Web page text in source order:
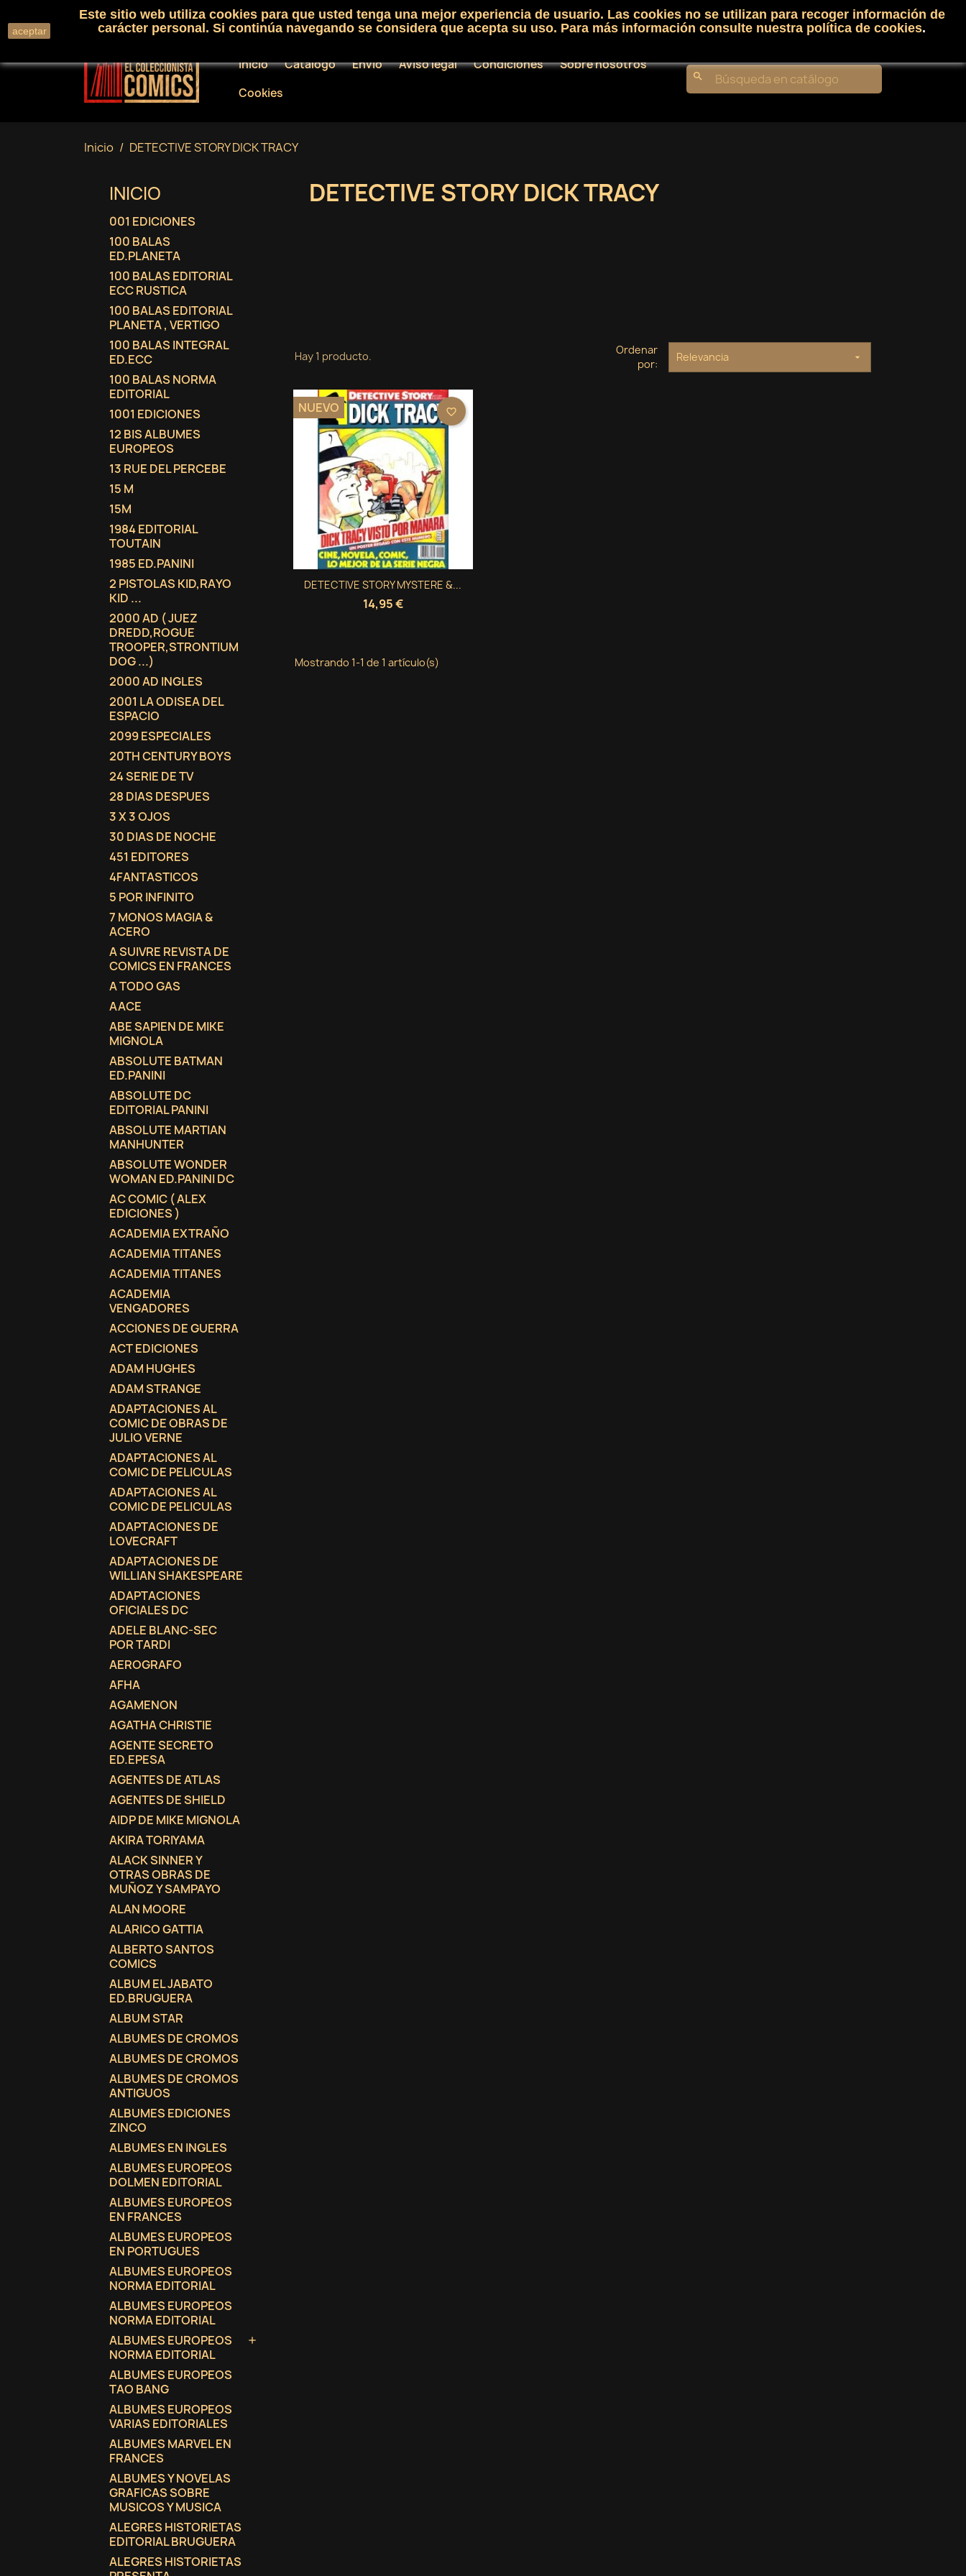
Llámenos:+34 91 530 01 33 Iniciar sesión shopping_cartCarrito(0)
Inicio Catálogo Envío Aviso legal Condiciones
Sobre nosotros
Cookies
search
Inicio DETECTIVE STORY DICK TRACY
INICIO
001 EDICIONES
100 BALAS
ED.PLANETA
100 BALAS EDITORIAL
ECC RUSTICA
100 BALAS EDITORIAL
PLANETA , VERTIGO
100 BALAS INTEGRAL
ED.ECC
100 BALAS NORMA
EDITORIAL
1001 EDICIONES
12 BIS ALBUMES
EUROPEOS
13 RUE DEL PERCEBE
15 M
15M
1984 EDITORIAL
TOUTAIN
1985 ED.PANINI
2 PISTOLAS KID,RAYO
KID ...
2000 AD ( JUEZ
DREDD,ROGUE
TROOPER,STRONTIUM
DOG ...)
2000 AD INGLES
2001 LA ODISEA DEL
ESPACIO
2099 ESPECIALES
20TH CENTURY BOYS
24 SERIE DE TV
28 DIAS DESPUES
3 X 3 OJOS
30 DIAS DE NOCHE
451 EDITORES
4FANTASTICOS
5 POR INFINITO
7 MONOS MAGIA &
ACERO
A SUIVRE REVISTA DE
COMICS EN FRANCES
A TODO GAS
AACE
ABE SAPIEN DE MIKE
MIGNOLA
ABSOLUTE BATMAN
ED.PANINI
ABSOLUTE DC
EDITORIAL PANINI
ABSOLUTE MARTIAN
MANHUNTER
ABSOLUTE WONDER
WOMAN ED.PANINI DC
AC COMIC ( ALEX
EDICIONES )
ACADEMIA EXTRAÑO
ACADEMIA TITANES
ACADEMIA TITANES
ACADEMIA
VENGADORES
ACCIONES DE GUERRA
ACT EDICIONES
ADAM HUGHES
ADAM STRANGE
ADAPTACIONES AL
COMIC DE OBRAS DE
JULIO VERNE
ADAPTACIONES AL
COMIC DE PELICULAS
ADAPTACIONES AL
COMIC DE PELICULAS
ADAPTACIONES DE
LOVECRAFT
ADAPTACIONES DE
WILLIAN SHAKESPEARE
ADAPTACIONES
OFICIALES DC
ADELE BLANC-SEC
POR TARDI
AEROGRAFO
AFHA
AGAMENON
AGATHA CHRISTIE
AGENTE SECRETO
ED.EPESA
AGENTES DE ATLAS
AGENTES DE SHIELD
AIDP DE MIKE MIGNOLA
AKIRA TORIYAMA
ALACK SINNER Y
OTRAS OBRAS DE
MUÑOZ Y SAMPAYO
ALAN MOORE
ALARICO GATTIA
ALBERTO SANTOS
COMICS
ALBUM EL JABATO
ED.BRUGUERA
ALBUM STAR
ALBUMES DE CROMOS
ALBUMES DE CROMOS
ALBUMES DE CROMOS
ANTIGUOS
ALBUMES EDICIONES
ZINCO
ALBUMES EN INGLES
ALBUMES EUROPEOS
DOLMEN EDITORIAL
ALBUMES EUROPEOS
EN FRANCES
ALBUMES EUROPEOS
EN PORTUGUES
ALBUMES EUROPEOS
NORMA EDITORIAL
ALBUMES EUROPEOS
NORMA EDITORIAL
ALBUMES EUROPEOS
NORMA EDITORIAL

ALBUMES EUROPEOS
TAO BANG
ALBUMES EUROPEOS
VARIAS EDITORIALES
ALBUMES MARVEL EN
FRANCES
ALBUMES Y NOVELAS
GRAFICAS SOBRE
MUSICOS Y MUSICA
ALEGRES HISTORIETAS
EDITORIAL BRUGUERA
ALEGRES HISTORIETAS
DETECTIVE STORY DICK TRACY
Hay 1 producto.
Ordenar
por:
Relevancia 
DETECTIVE STORY MYSTERE &...
14,95 €
NUEVO
Vista rápida
favorite_border
Mostrando 1-1 de 1 artículo(s)
aceptar
Este sitio web utiliza cookies para que usted tenga una mejor experiencia de usuario. Las cookies no se utilizan para recoger información de
carácter personal. Si continúa navegando se considera que acepta su uso. Para más información consulte nuestra política de cookies.